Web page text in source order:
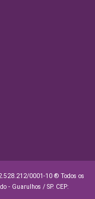
0001-10 ® Todos os
- Guarulhos / SP. CEP: